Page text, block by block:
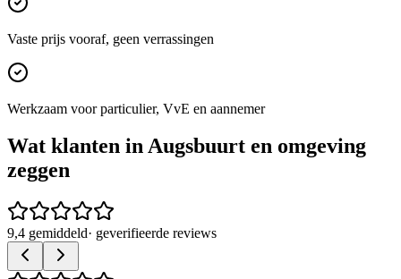
Vaste prijs vooraf, geen verrassingen
Werkzaam voor particulier, VvE en aannemer
Wat klanten inAugsbuurt en omgeving
zeggen
9,4 gemiddeld· geverifieerde reviews